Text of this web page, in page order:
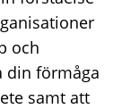
och
din förmåga
samt att